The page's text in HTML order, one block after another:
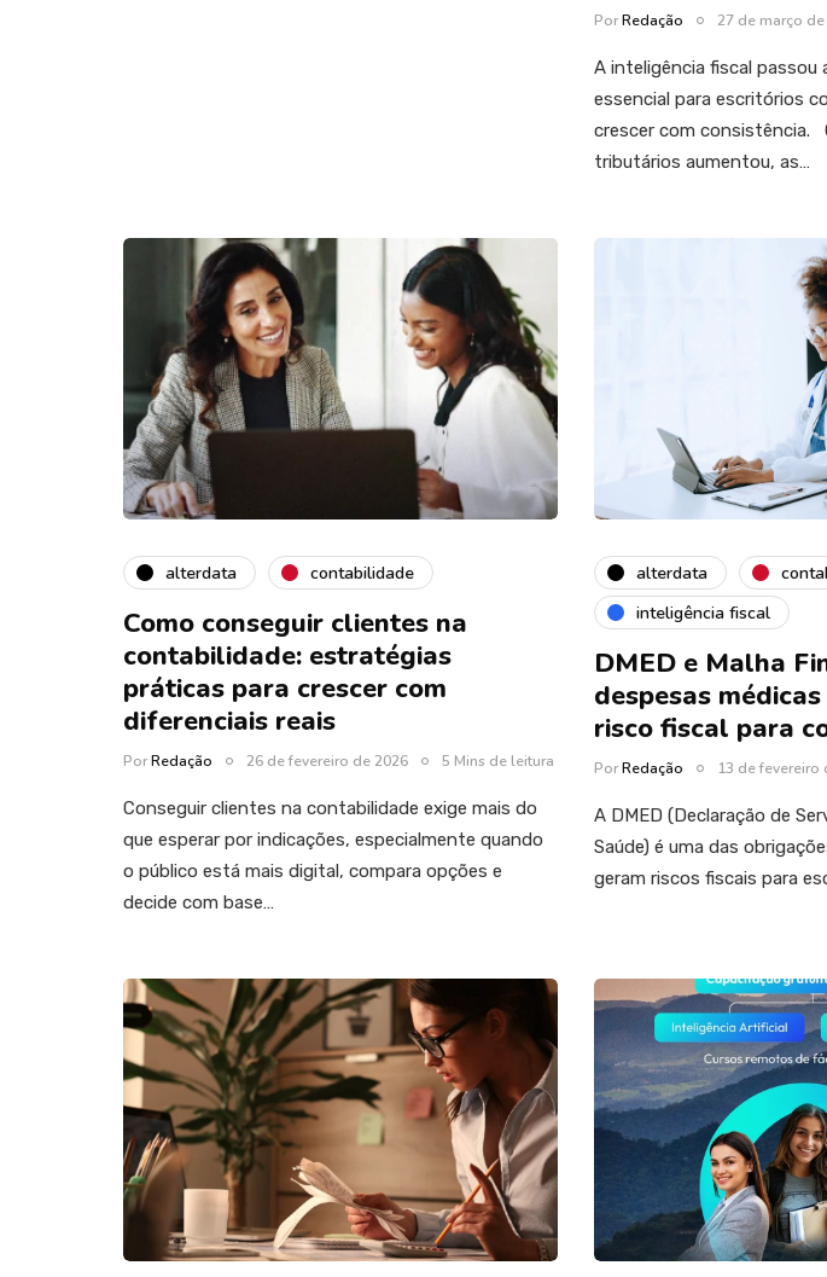
PorRedação 27 de março
A inteligência fiscal passou
essencial para escritórios
crescer com consistência.
tributários aumentou, as…
alterdata contabilidade
Como conseguir clientes na
contabilidade: estratégias
práticas para crescer com
diferenciais reais
PorRedação 26 de fevereiro de 2026 5 Mins de leitura
Conseguir clientes na contabilidade exige mais do
que esperar por indicações, especialmente quando
o público está mais digital, compara opções e
decide com base…
alterdata
inteligência fiscal
DMED e Malha
despesas
risco fiscal para
PorRedação 13 de fevereiro
A DMED (Declaração de
Saúde) é uma das
geram riscos fiscais para